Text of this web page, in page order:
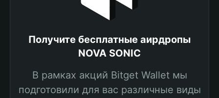
Получите бесплатные аирдропы
NOVA SONIC
В рамках акций Bitget Wallet мы
подготовили для вас различные виды